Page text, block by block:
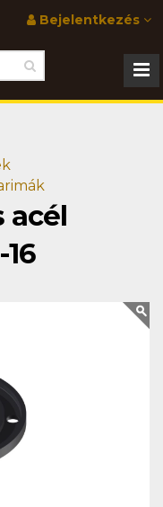
Bejelentkezés
acél